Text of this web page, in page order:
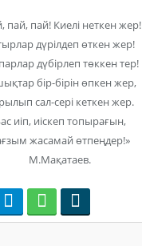
пай, пай! Киелі неткен жер!
дүрілдеп өткен жер!
дүбірлеп төккен тер!
бір-бірін өпкен жер,
сал-сері кеткен жер.
иіп, иіскеп топырағын,
жасамай өтпеңдер!»
М.Мақатаев.